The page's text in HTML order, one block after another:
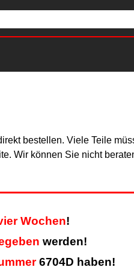
bestellen. Viele Teile
Wir können Sie nicht
Wochen!
werden!
6704D haben!